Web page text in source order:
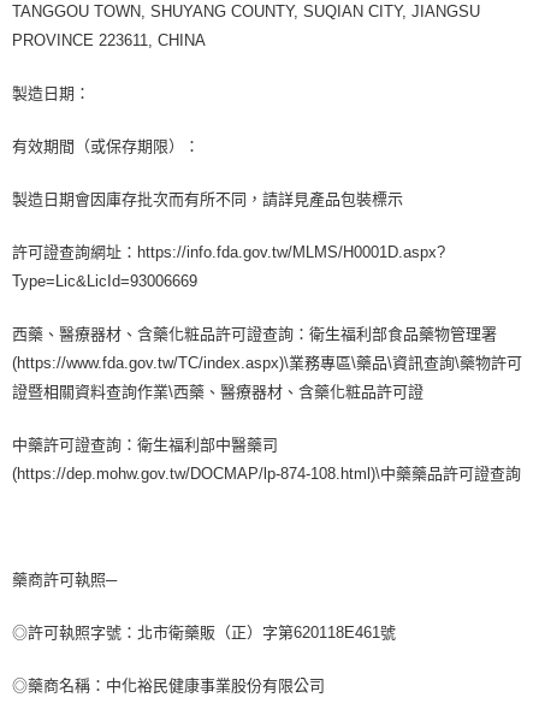
TANGGOU TOWN, SHUYANG COUNTY, SUQIAN CITY, JIANGSU
PROVINCE 223611, CHINA
製造日期：
有效期間（或保存期限）：
製造日期會因庫存批次而有所不同，請詳見產品包裝標示
許可證查詢網址：https://info.fda.gov.tw/MLMS/H0001D.aspx?
Type=Lic&LicId=93006669
西藥、醫療器材、含藥化粧品許可證查詢：衛生福利部食品藥物管理署
(https://www.fda.gov.tw/TC/index.aspx)\業務專區\藥品\資訊查詢\藥物許可
證暨相關資料查詢作業\西藥、醫療器材、含藥化粧品許可證
中藥許可證查詢：衛生福利部中醫藥司
(https://dep.mohw.gov.tw/DOCMAP/lp-874-108.html)\中藥藥品許可證查詢
藥商許可執照─
◎許可執照字號：北市衛藥販（正）字第620118E461號
◎藥商名稱：中化裕民健康事業股份有限公司